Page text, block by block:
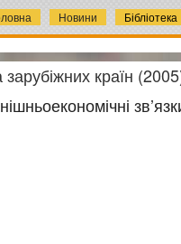
Новини Бібліотека
зарубіжних країн